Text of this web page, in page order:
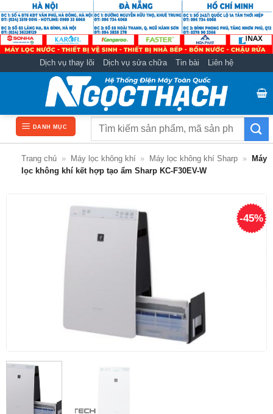
qua
nội
dung
Dịch vụ thay lõi Dịch vụ sửa chữa Tin bài Liên hệ
DANH MỤC
Tìm
Trang chủ » Máy lọc không khí » Máy lọc không khí Sharp »
Máy
lọc không khí kết hợp tạo ẩm Sharp KC-F30EV-W
-45%